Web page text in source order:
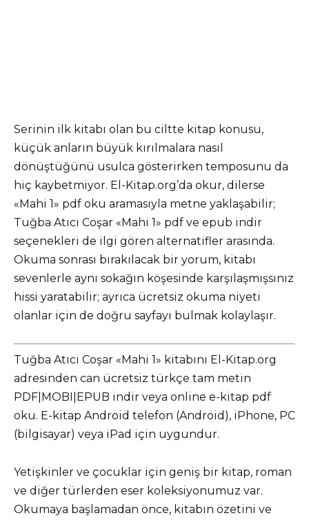
Serinin ilk kitabı olan bu ciltte kitap konusu,
küçük anların büyük kırılmalara nasıl
dönüştüğünü usulca gösterirken temposunu da
hiç kaybetmiyor. El-Kitap.org’da okur, dilerse
«Mahi 1» pdf oku aramasıyla metne yaklaşabilir;
Tuğba Atıcı Coşar «Mahi 1» pdf ve epub indir
seçenekleri de ilgi gören alternatifler arasında.
Okuma sonrası bırakılacak bir yorum, kitabı
sevenlerle aynı sokağın köşesinde karşılaşmışsınız
hissi yaratabilir; ayrıca ücretsiz okuma niyeti
olanlar için de doğru sayfayı bulmak kolaylaşır.
Tuğba Atıcı Coşar «Mahi 1» kitabını El-Kitap.org
adresinden can ücretsiz türkçe tam metin
PDF|MOBI|EPUB indir veya online e-kitap pdf
oku. E-kitap Android telefon (Android), iPhone, PC
(bilgisayar) veya iPad için uygundur.
Yetişkinler ve çocuklar için geniş bir kitap, roman
ve diğer türlerden eser koleksiyonumuz var.
Okumaya başlamadan önce, kitabın özetini ve